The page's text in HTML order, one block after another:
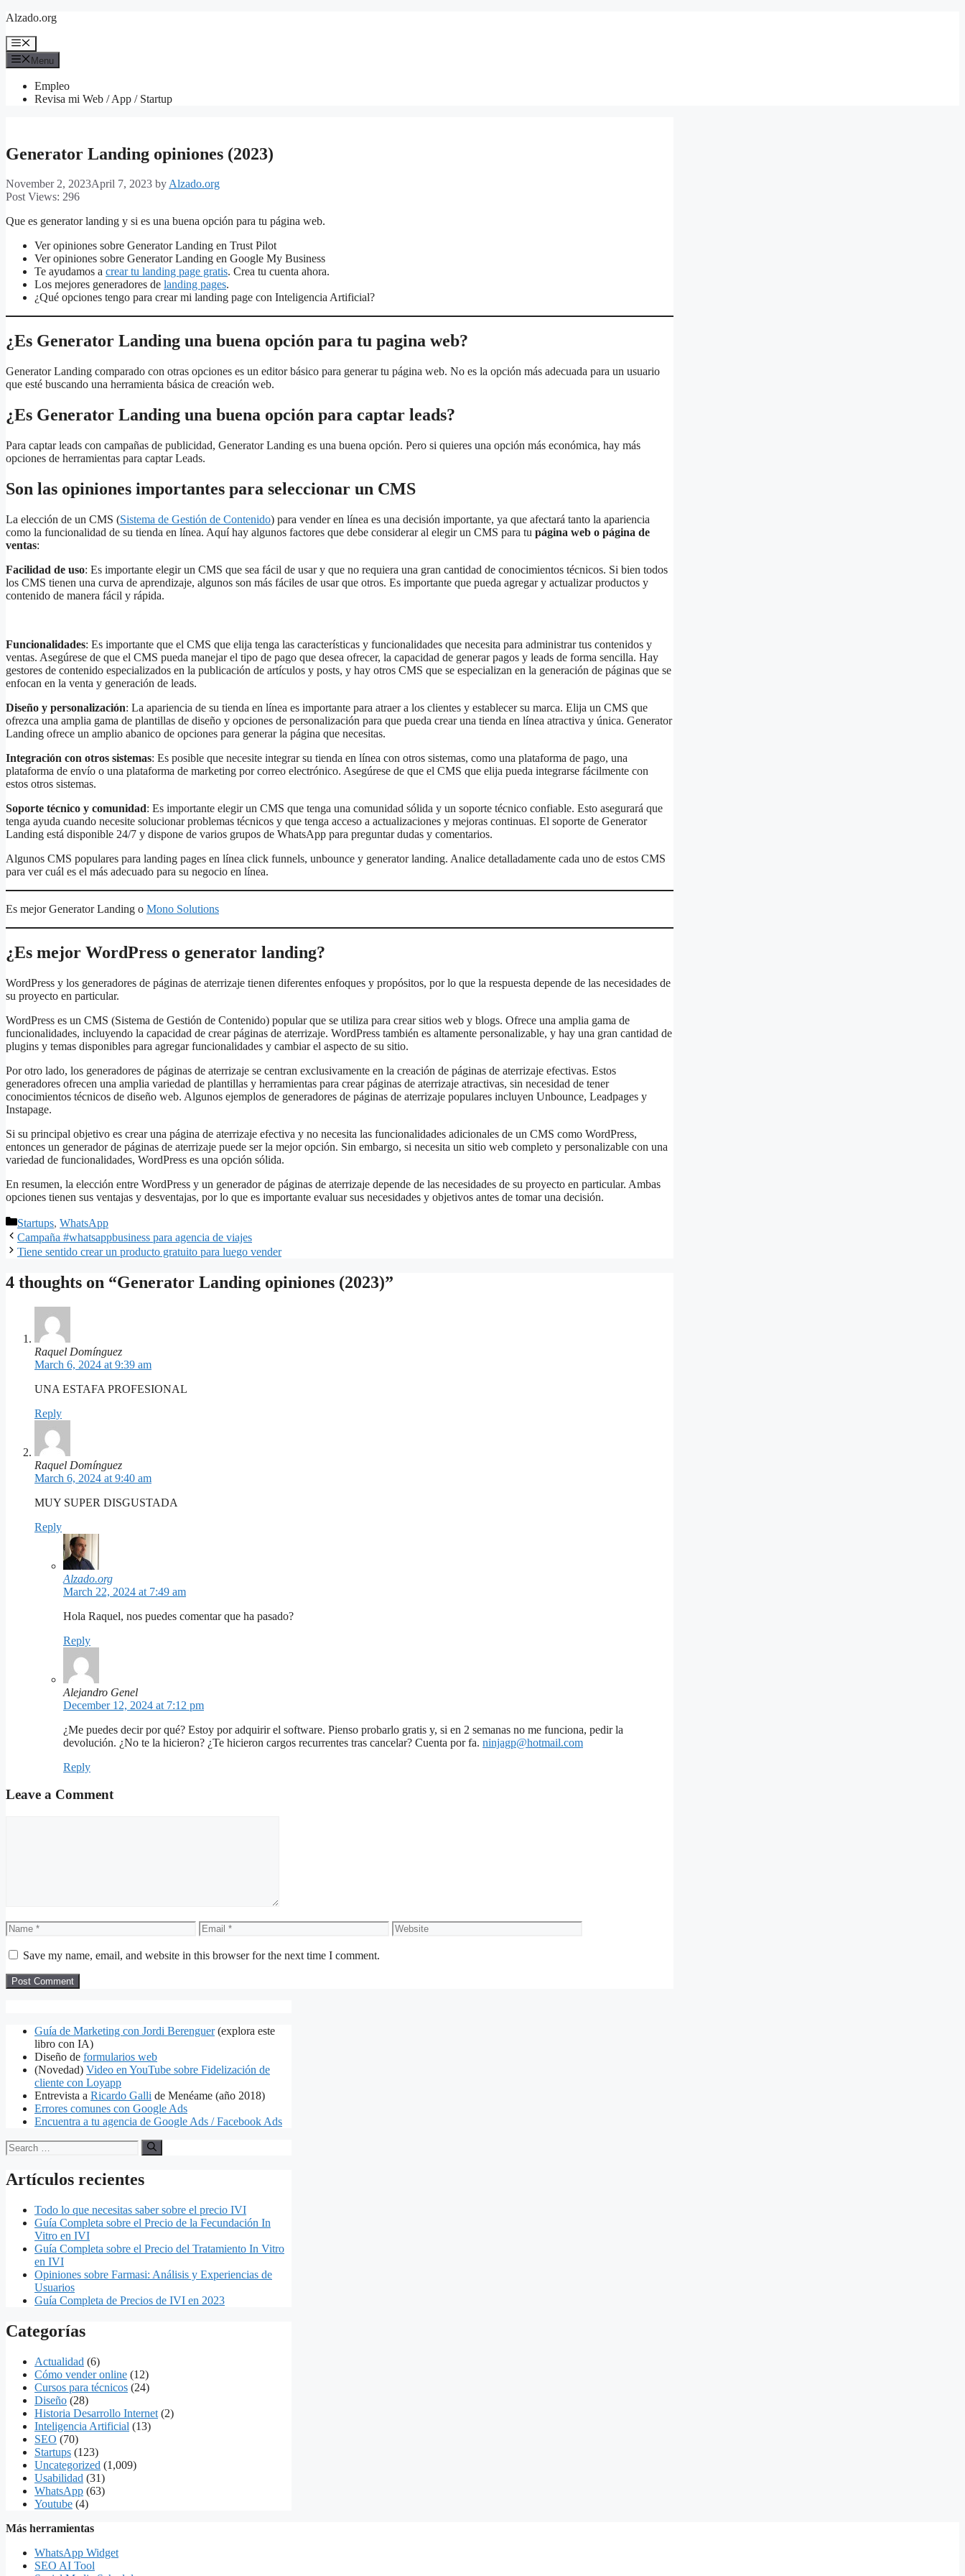
Skip
content
Alzado.org
Menu
Menu
Empleo
Revisa mi Web / App / Startup
Generator Landing opiniones (2023)
November 2, 2023April 7, 2023 byAlzado.org
Post Views: 296
Que es generator landing y si es una buena opción para tu página web.
Ver opiniones sobre Generator Landing en Trust Pilot
Ver opiniones sobre Generator Landing en Google My Business
Te ayudamos a crear tu landing page gratis. Crea tu cuenta ahora.
Los mejores generadores de landing pages.
¿Qué opciones tengo para crear mi landing page con Inteligencia Artificial?
¿Es Generator Landing una buena opción para tu pagina web?
Generator Landing comparado con otras opciones es un editor básico para generar tu página web. No es la opción más adecuada para un usuario
que esté buscando una herramienta básica de creación web.
¿Es Generator Landing una buena opción para captar leads?
Para captar leads con campañas de publicidad, Generator Landing es una buena opción. Pero si quieres una opción más económica, hay más
opciones de herramientas para captar Leads.
Son las opiniones importantes para seleccionar un CMS
La elección de un CMS (Sistema de Gestión de Contenido) para vender en línea es una decisión importante, ya que afectará tanto la apariencia
como la funcionalidad de su tienda en línea. Aquí hay algunos factores que debe considerar al elegir un CMS para tu página web o página de
ventas:
Facilidad de uso: Es importante elegir un CMS que sea fácil de usar y que no requiera una gran cantidad de conocimientos técnicos. Si bien todos
los CMS tienen una curva de aprendizaje, algunos son más fáciles de usar que otros. Es importante que pueda agregar y actualizar productos y
contenido de manera fácil y rápida.
Funcionalidades: Es importante que el CMS que elija tenga las características y funcionalidades que necesita para administrar tus contenidos y
ventas. Asegúrese de que el CMS pueda manejar el tipo de pago que desea ofrecer, la capacidad de generar pagos y leads de forma sencilla. Hay
gestores de contenido especializados en la publicación de artículos y posts, y hay otros CMS que se especializan en la generación de páginas que se
enfocan en la venta y generación de leads.
Diseño y personalización: La apariencia de su tienda en línea es importante para atraer a los clientes y establecer su marca. Elija un CMS que
ofrezca una amplia gama de plantillas de diseño y opciones de personalización para que pueda crear una tienda en línea atractiva y única. Generator
Landing ofrece un amplio abanico de opciones para generar la página que necesitas.
Integración con otros sistemas: Es posible que necesite integrar su tienda en línea con otros sistemas, como una plataforma de pago, una
plataforma de envío o una plataforma de marketing por correo electrónico. Asegúrese de que el CMS que elija pueda integrarse fácilmente con
estos otros sistemas.
Soporte técnico y comunidad: Es importante elegir un CMS que tenga una comunidad sólida y un soporte técnico confiable. Esto asegurará que
tenga ayuda cuando necesite solucionar problemas técnicos y que tenga acceso a actualizaciones y mejoras continuas. El soporte de Generator
Landing está disponible 24/7 y dispone de varios grupos de WhatsApp para preguntar dudas y comentarios.
Algunos CMS populares para landing pages en línea click funnels, unbounce y generator landing. Analice detalladamente cada uno de estos CMS
para ver cuál es el más adecuado para su negocio en línea.
Es mejor Generator Landing o Mono Solutions
¿Es mejor WordPress o generator landing?
WordPress y los generadores de páginas de aterrizaje tienen diferentes enfoques y propósitos, por lo que la respuesta depende de las necesidades de
su proyecto en particular.
WordPress es un CMS (Sistema de Gestión de Contenido) popular que se utiliza para crear sitios web y blogs. Ofrece una amplia gama de
funcionalidades, incluyendo la capacidad de crear páginas de aterrizaje. WordPress también es altamente personalizable, y hay una gran cantidad de
plugins y temas disponibles para agregar funcionalidades y cambiar el aspecto de su sitio.
Por otro lado, los generadores de páginas de aterrizaje se centran exclusivamente en la creación de páginas de aterrizaje efectivas. Estos
generadores ofrecen una amplia variedad de plantillas y herramientas para crear páginas de aterrizaje atractivas, sin necesidad de tener
conocimientos técnicos de diseño web. Algunos ejemplos de generadores de páginas de aterrizaje populares incluyen Unbounce, Leadpages y
Instapage.
Si su principal objetivo es crear una página de aterrizaje efectiva y no necesita las funcionalidades adicionales de un CMS como WordPress,
entonces un generador de páginas de aterrizaje puede ser la mejor opción. Sin embargo, si necesita un sitio web completo y personalizable con una
variedad de funcionalidades, WordPress es una opción sólida.
En resumen, la elección entre WordPress y un generador de páginas de aterrizaje depende de las necesidades de su proyecto en particular. Ambas
opciones tienen sus ventajas y desventajas, por lo que es importante evaluar sus necesidades y objetivos antes de tomar una decisión.
Categories
Startups, WhatsApp
Campaña #whatsappbusiness para agencia de viajes
Tiene sentido crear un producto gratuito para luego vender
4 thoughts on “Generator Landing opiniones (2023)”
Raquel Domínguez
March 6, 2024 at 9:39 am
UNA ESTAFA PROFESIONAL
Reply
Raquel Domínguez
March 6, 2024 at 9:40 am
MUY SUPER DISGUSTADA
Reply
Alzado.org
March 22, 2024 at 7:49 am
Hola Raquel, nos puedes comentar que ha pasado?
Reply
Alejandro Genel
December 12, 2024 at 7:12 pm
¿Me puedes decir por qué? Estoy por adquirir el software. Pienso probarlo gratis y, si en 2 semanas no me funciona, pedir la
devolución. ¿No te la hicieron? ¿Te hicieron cargos recurrentes tras cancelar? Cuenta por fa. ninjagp@hotmail.com
Reply
Leave a Comment
Name Email Website
Save my name, email, and website in this browser for the next time I comment.
Guía de Marketing con Jordi Berenguer(explora este
libro con IA)
Diseño de formularios web
(Novedad) Video en YouTube sobre Fidelización de
cliente con Loyapp
Entrevista a Ricardo Galli de Menéame (año 2018)
Errores comunes con Google Ads
Encuentra a tu agencia de Google Ads / Facebook Ads
Search
for:
Artículos recientes
Todo lo que necesitas saber sobre el precio IVI
Guía Completa sobre el Precio de la Fecundación In
Vitro en IVI
Guía Completa sobre el Precio del Tratamiento In Vitro
en IVI
Opiniones sobre Farmasi: Análisis y Experiencias de
Usuarios
Guía Completa de Precios de IVI en 2023
Categorías
Actualidad (6)
Cómo vender online (12)
Cursos para técnicos (24)
Diseño (28)
Historia Desarrollo Internet (2)
Inteligencia Artificial (13)
SEO (70)
Startups (123)
Uncategorized (1,009)
Usabilidad (31)
WhatsApp (63)
Youtube (4)
Más herramientas
WhatsApp Widget
SEO AI Tool